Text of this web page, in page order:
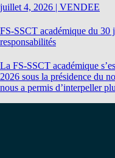
juillet 4, 2026 | VENDEE
FS-SSCT académique du 30
responsabilités
La FS-SSCT académique
2026 sous la présidence du
nous a permis d’interpeller